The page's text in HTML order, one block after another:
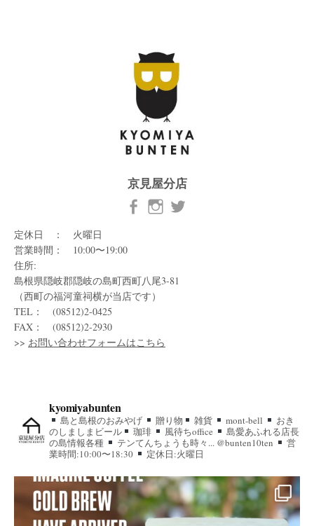
京見屋分店
定休日 ： 火曜日
営業時間： 10:00〜19:00
住所:
島根県隠岐郡隠岐の島町西町八尾3-81
（西町の福河童祠横が当店です）
TEL： (08512)2-0425
FAX： (08512)2-2930
>> お問い合わせフォームはこちら
kyomiyabunten
島と島根のおみやげ 贈り物 雑貨 mont-bell
おき
のしましまビール
珈琲 風待ちoffice
島愛あふれる店長
の島情報各種
テンてんちょうも時々... @bunten10ten
営
業時間:10:00〜18:30
定休日:火曜日